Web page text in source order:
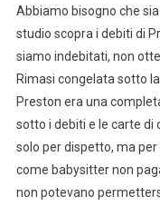
Abbiamo bisogno che
studio scopra i debiti di
siamo indebitati, non
Rimasi congelata sotto
Preston era una
sotto i debiti e le carte di
solo per dispetto, ma
come babysitter non
non potevano